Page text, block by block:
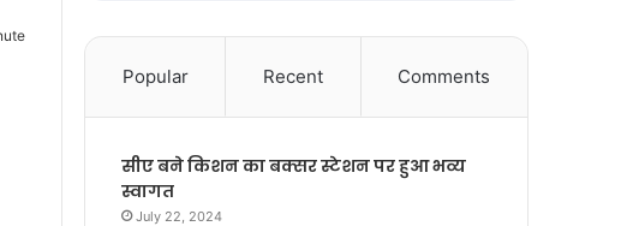
Popular Recent Comments
सीए बने किशन का बक्सर स्टेशन पर हुआ भव्य
स्वागत
July 22, 2024